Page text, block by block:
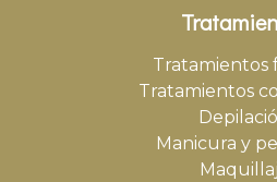
Tratamientos
Tratamientos
Manicura y